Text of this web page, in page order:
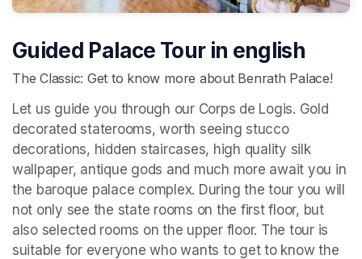
Guided Palace Tour in english
The Classic: Get to know more about Benrath Palace!
Let us guide you through our Corps de Logis. Gold
decorated staterooms, worth seeing stucco
decorations, hidden staircases, high quality silk
wallpaper, antique gods and much more await you in
the baroque palace complex. During the tour you will
not only see the state rooms on the first floor, but
also selected rooms on the upper floor. The tour is
suitable for everyone who wants to get to know the